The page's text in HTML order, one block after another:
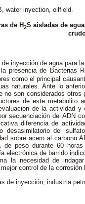
water inyection, oilfield.
de H2S aisladas de
inyección de agua para
presencia de Bacterias
como el principal
naturales. Ante lo
no son considerados
de este
de la actividad
secuenciación del ADN
diferencia de
desasimilatorio del
sobre acero al carbono
de peso durante 60
electrónica de barrido
la necesidad de
control de la corrosión
de inyección, industria